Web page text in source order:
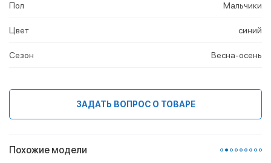
Пол Мальчики
Цвет синий
Сезон Весна-осень
ЗАДАТЬ ВОПРОС О ТОВАРЕ
Похожие модели